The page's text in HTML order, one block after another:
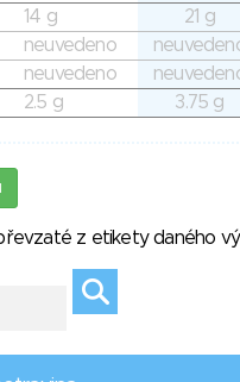
14 g
21 g
neuvedeno
neuvedeno
2.5 g 3.75 g
z etikety daného